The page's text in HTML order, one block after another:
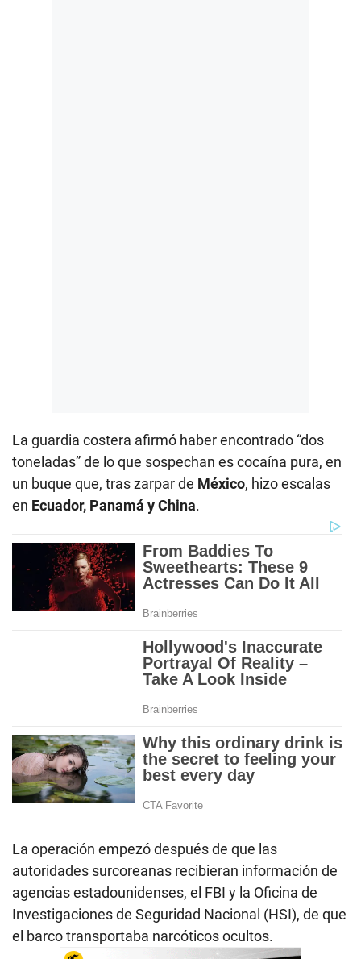
La guardia costera afirmó haber encontrado “dos
toneladas” de lo que sospechan es cocaína pura, en
un buque que, tras zarpar de México, hizo escalas
en Ecuador, Panamá y China.
La operación empezó después de que las
autoridades surcoreanas recibieran información de
agencias estadounidenses, el FBI y la Oficina de
Investigaciones de Seguridad Nacional (HSI), de que
el barco transportaba narcóticos ocultos.